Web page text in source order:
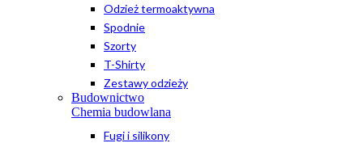
Odzież termoaktywna
Spodnie
Szorty
T-Shirty
Zestawy odzieży
Budownictwo
Chemia budowlana
Fugi i silikony